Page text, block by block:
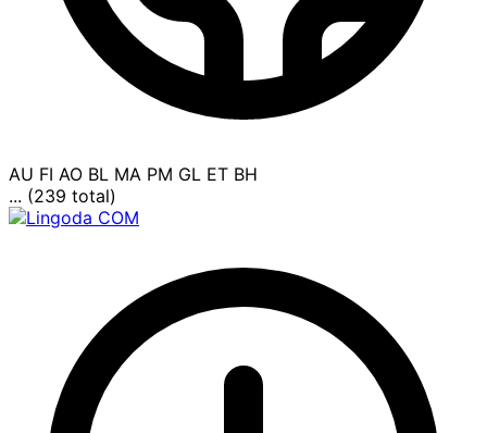
AU FI AO BL MA PM GL ET BH
... (239 total)